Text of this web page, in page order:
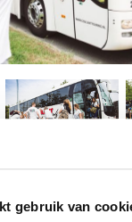
gebruik van